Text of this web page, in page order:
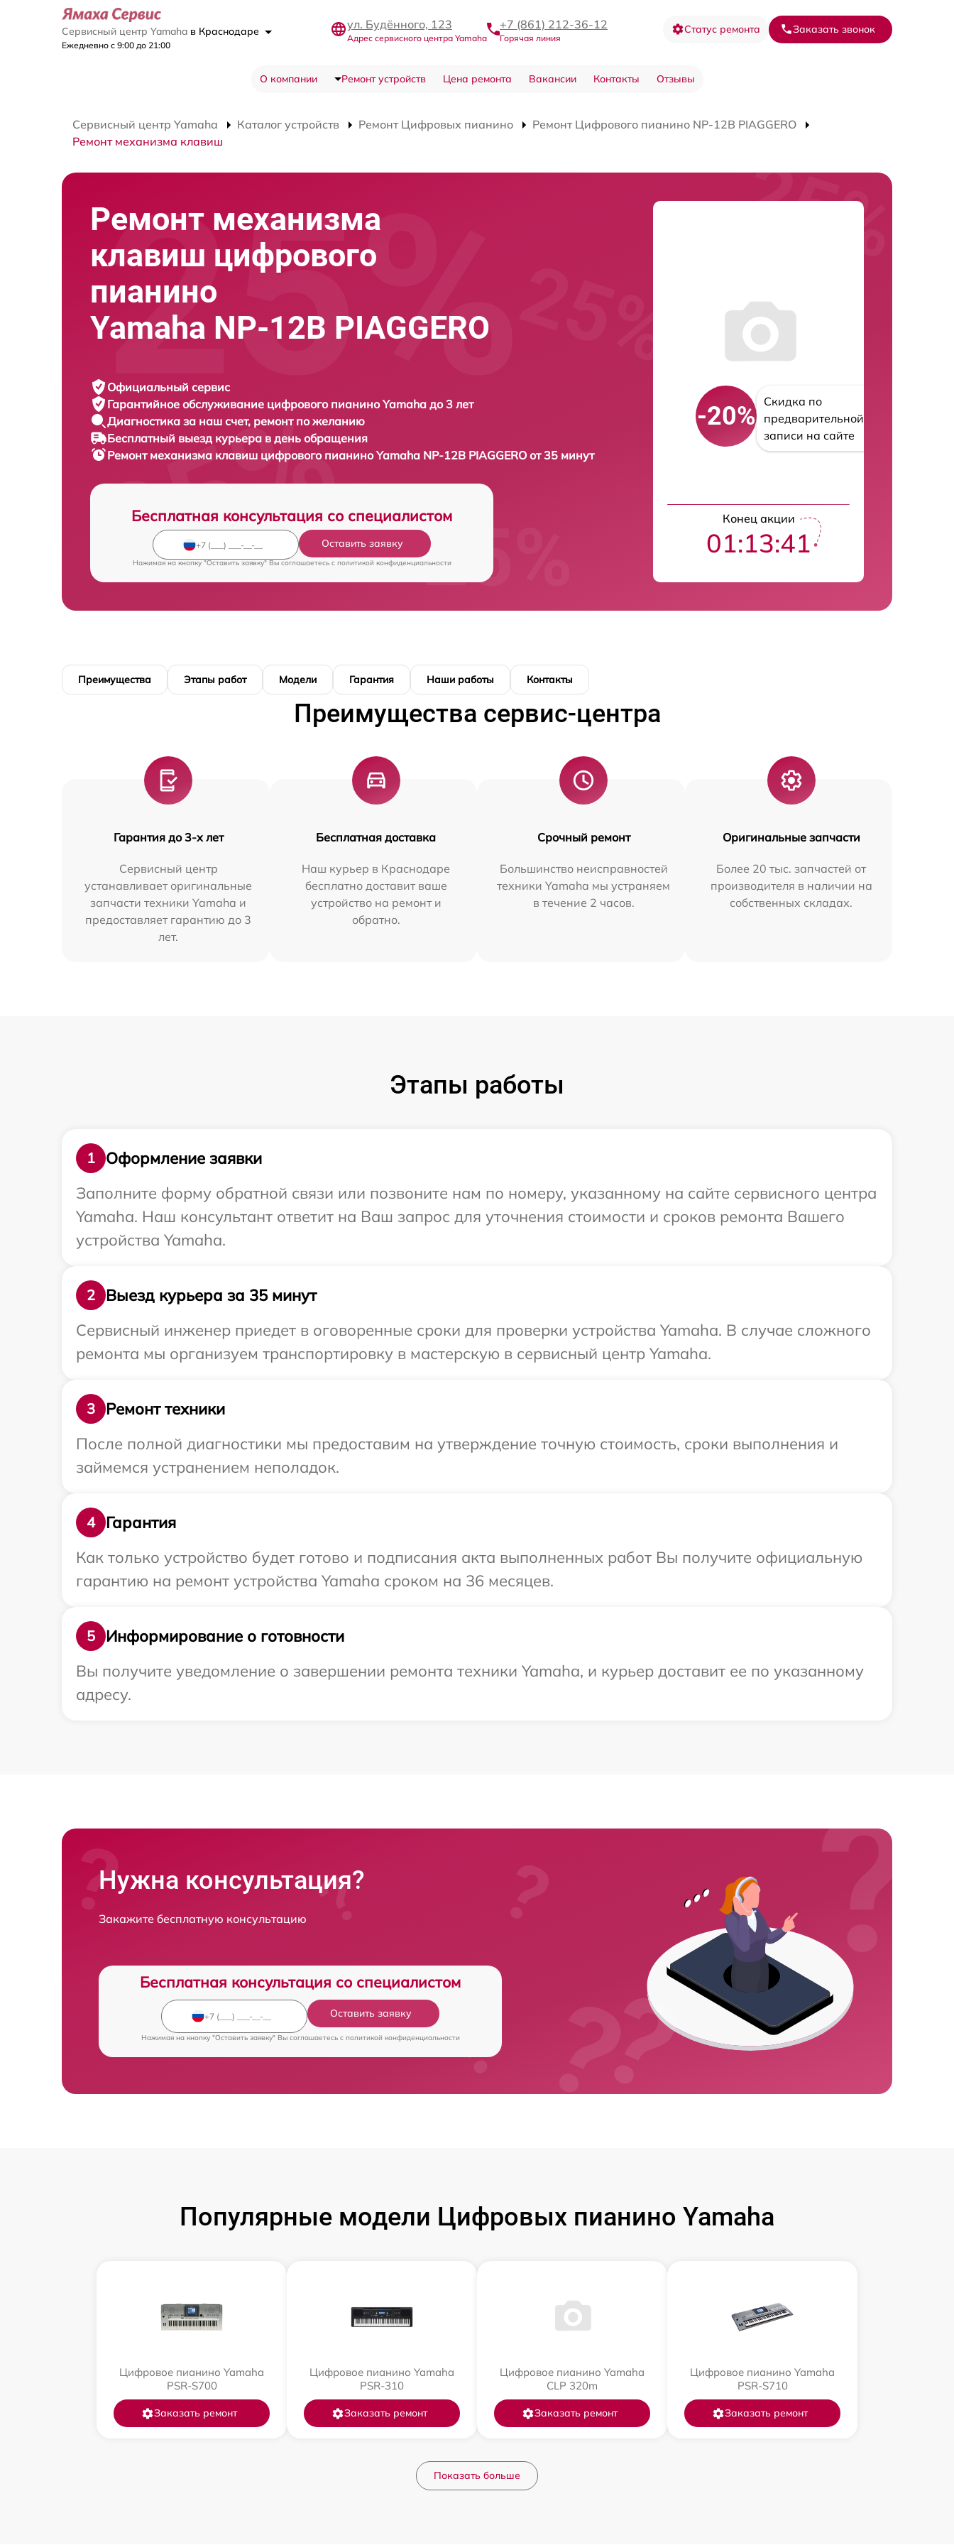
Сервисный центр Yamaha в Краснодаре
Ежедневно с 9:00 до 21:00
ул. Будённого, 123
Адрес сервисного центра Yamaha
+7 (861) 212-36-12
Горячая линия
Статус ремонта Заказать звонок
О компании Ремонт устройств Цена ремонта Вакансии Контакты Отзывы
Сервисный центр Yamaha Каталог устройств Ремонт Цифровых пианино
Ремонт Цифрового пианино NP-12B PIAGGERO
Ремонт механизма клавиш
Ремонт механизма
клавиш цифрового
пианино
Yamaha NP-12B PIAGGERO
Официальный сервис
Гарантийное обслуживание цифрового пианино Yamaha до 3 лет
Диагностика за наш счет, ремонт по желанию
Бесплатный выезд курьера в день обращения
Ремонт механизма клавиш цифрового пианиноYamaha NP-12B PIAGGERO от 35 минут
Бесплатная консультация со специалистом
Оставить заявку
Нажимая на кнопку "Оставить заявку" Вы соглашаетесь c политикой конфиденциальности
-20%
Скидка по
предварительной
записи на сайте
Конец акции
01:13:40
Преимущества Этапы работ Модели Гарантия Наши работы Контакты
Преимущества сервис-центра
Гарантия до 3-х лет
Сервисный центр
устанавливает оригинальные
запчасти техники Yamaha и
предоставляет гарантию до 3
лет.
Бесплатная доставка
Наш курьер в Краснодаре
бесплатно доставит ваше
устройство на ремонт и
обратно.
Срочный ремонт
Большинство неисправностей
техники Yamaha мы устраняем
в течение 2 часов.
Оригинальные запчасти
Более 20 тыс. запчастей от
производителя в наличии на
собственных складах.
Этапы работы
1
Оформление заявки
Заполните форму обратной связи или позвоните нам по номеру, указанному на сайте сервисного центра
Yamaha. Наш консультант ответит на Ваш запрос для уточнения стоимости и сроков ремонта Вашего
устройства Yamaha.
2
Выезд курьера за 35 минут
Сервисный инженер приедет в оговоренные сроки для проверки устройства Yamaha. В случае сложного
ремонта мы организуем транспортировку в мастерскую в сервисный центр Yamaha.
3
Ремонт техники
После полной диагностики мы предоставим на утверждение точную стоимость, сроки выполнения и
займемся устранением неполадок.
4
Гарантия
Как только устройство будет готово и подписания акта выполненных работ Вы получите официальную
гарантию на ремонт устройства Yamaha сроком на 36 месяцев.
5
Информирование о готовности
Вы получите уведомление о завершении ремонта техники Yamaha, и курьер доставит ее по указанному
адресу.
Нужна консультация?
Закажите бесплатную консультацию
Бесплатная консультация со специалистом
Оставить заявку
Нажимая на кнопку "Оставить заявку" Вы соглашаетесь c политикой конфиденциальности
Популярные модели Цифровых пианино Yamaha
Цифровое пианино Yamaha
PSR-S700
Заказать ремонт
Цифровое пианино Yamaha
PSR-310
Заказать ремонт
Цифровое пианино Yamaha
CLP 320m
Заказать ремонт
Цифровое пианино Yamaha
PSR-S710
Заказать ремонт
Показать больше